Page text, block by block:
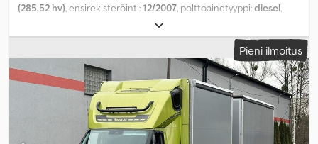
(285,52 hv) , ensirekisteröinti:12/2007 , polttoainetyyppi:diesel
vihreä
Varusteet:ilmastointi, neliveto, pysäköintilämmitin,
Pieni ilmoitus